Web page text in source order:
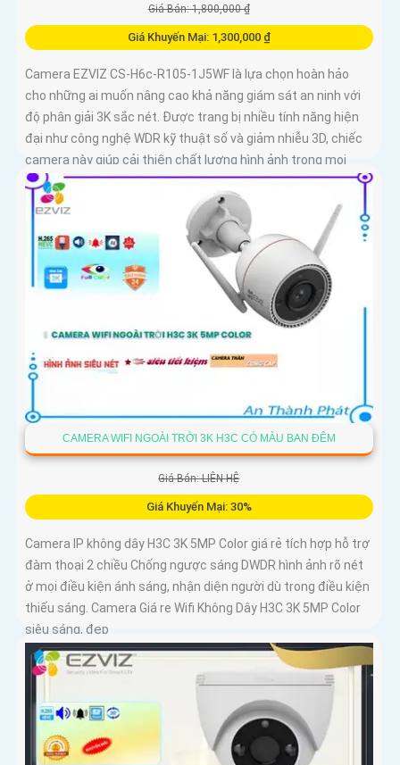
Giá Bán: 1,800,000 ₫
Giá Khuyến Mại: 1,300,000 ₫
Camera EZVIZ CS-H6c-R105-1J5WF là lựa chọn hoàn hảo
cho những ai muốn nâng cao khả năng giám sát an ninh với
độ phân giải 3K sắc nét. Được trang bị nhiều tính năng hiện
đại như công nghệ WDR kỹ thuật số và giảm nhiễu 3D, chiếc
camera này giúp cải thiện chất lượng hình ảnh trong mọi
điều kiện ánh sáng
CAMERA WIFI NGOÀI TRỜI 3K H3C CÓ MÀU BAN ĐÊM
Giá Bán: LIÊN HỆ
Giá Khuyến Mại: 30%
Camera IP không dây H3C 3K 5MP Color giá rẻ tích hợp hỗ trợ
đàm thoại 2 chiều Chống ngược sáng DWDR hình ảnh rõ nét
ở mọi điều kiện ánh sáng, nhận diện người dù trong điều kiện
thiếu sáng. Camera Giá re Wifi Không Dây H3C 3K 5MP Color
siêu sáng, đẹp